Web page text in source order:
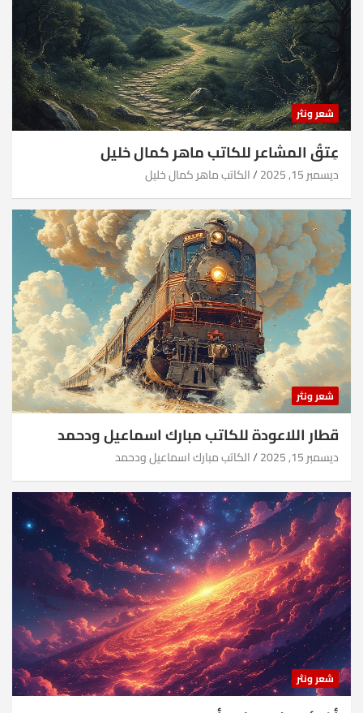
شعر ونثر
عِتقُ المشاعر للكاتب ماهر كمال خليل
ديسمبر 15, 2025 الكاتب ماهر كمال خليل
شعر ونثر
قطار اللاعودة للكاتب مبارك اسماعيل ودحمد
ديسمبر 15, 2025 الكاتب مبارك اسماعيل ودحمد
شعر ونثر